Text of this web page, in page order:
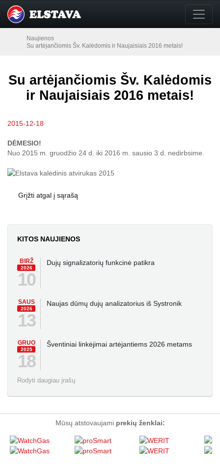
Naujienos
Su artėjančiomis Šv. Kalėdomis ir Naujaisiais 2016 metais!
Su artėjančiomis Šv. Kalėdomis
ir Naujaisiais 2016 metais!
KITOS NAUJIENOS
BIRŽ
2026
10
Dujų signalizatorių funkcinė patikra
SAUS
2026
13
Naujas dūmų dujų analizatorius iš Systronik
GRUO
2025
18
Šventiniai linkėjimai artėjantiems 2026 metams
Rodyti daugiau įrašų
2015-12-18
DĖMESIO!
Nuo 2015 m. gruodžio 24 d. iki 2016 m. sausio 3 d. nedirbsime.
Grįžti atgal į sąrašą
Mūsų atstovaujami prekių ženklai: